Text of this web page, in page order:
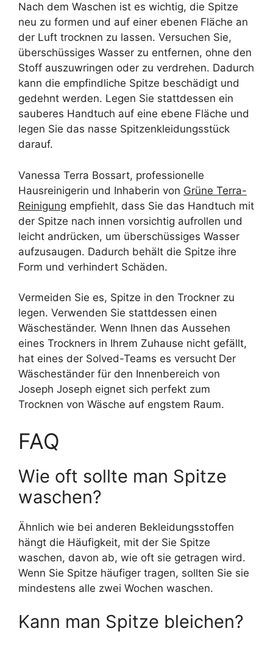
Nach dem Waschen ist es wichtig, die Spitze
neu zu formen und auf einer ebenen Fläche an
der Luft trocknen zu lassen. Versuchen Sie,
überschüssiges Wasser zu entfernen, ohne den
Stoff auszuwringen oder zu verdrehen. Dadurch
kann die empfindliche Spitze beschädigt und
gedehnt werden. Legen Sie stattdessen ein
sauberes Handtuch auf eine ebene Fläche und
legen Sie das nasse Spitzenkleidungsstück
darauf.
Vanessa Terra Bossart, professionelle
Hausreinigerin und Inhaberin von Grüne Terra-
Reinigung empfiehlt, dass Sie das Handtuch mit
der Spitze nach innen vorsichtig aufrollen und
leicht andrücken, um überschüssiges Wasser
aufzusaugen. Dadurch behält die Spitze ihre
Form und verhindert Schäden.
Vermeiden Sie es, Spitze in den Trockner zu
legen. Verwenden Sie stattdessen einen
Wäscheständer. Wenn Ihnen das Aussehen
eines Trockners in Ihrem Zuhause nicht gefällt,
hat eines der Solved-Teams es versucht Der
Wäscheständer für den Innenbereich von
Joseph Joseph eignet sich perfekt zum
Trocknen von Wäsche auf engstem Raum.
FAQ
Wie oft sollte man Spitze
waschen?
Ähnlich wie bei anderen Bekleidungsstoffen
hängt die Häufigkeit, mit der Sie Spitze
waschen, davon ab, wie oft sie getragen wird.
Wenn Sie Spitze häufiger tragen, sollten Sie sie
mindestens alle zwei Wochen waschen.
Kann man Spitze bleichen?